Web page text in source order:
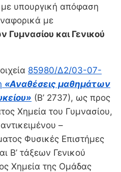
με υπουργική απόφαση
με
και Γενικού
85980/Δ2/03-07-
«Αναθέσεις μαθημάτων
(Β’ 2737), ως προς
Χημεία του Γυμνασίου,
–
Φυσικές Επιστήμες
Β’ τάξεων Γενικού
Χημεία της Ομάδας